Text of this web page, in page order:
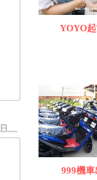
YOYO
999機車